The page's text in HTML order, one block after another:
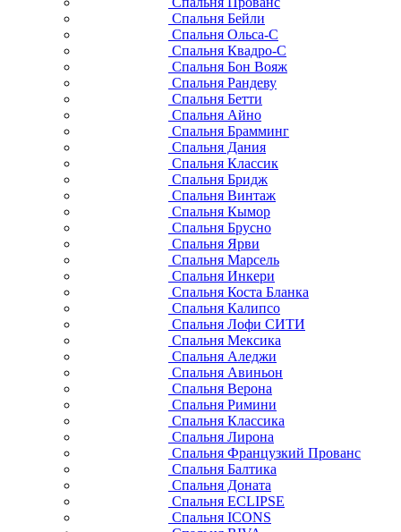
Спальня Бейли
Спальня Ольса-С
Спальня Квадро-С
Спальня Бон Вояж
Спальня Рандеву
Спальня Бетти
Спальня Айно
Спальня Брамминг
Спальня Дания
Спальня Классик
Спальня Бридж
Спальня Винтаж
Спальня Кымор
Спальня Брусно
Спальня Ярви
Спальня Марсель
Спальня Инкери
Спальня Коста Бланка
Спальня Калипсо
Спальня Лофи СИТИ
Спальня Мексика
Спальня Аледжи
Спальня Авиньон
Спальня Верона
Спальня Римини
Спальня Классика
Спальня Лирона
Спальня Французкий Прованс
Спальня Балтика
Спальня Доната
Спальня ECLIPSE
Спальня ICONS